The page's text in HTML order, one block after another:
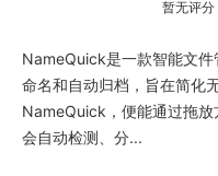
暂无评分
NameQuick是一款智能文
命名和自动归档，旨在简化
NameQuick，便能通过拖
会自动检测、分...